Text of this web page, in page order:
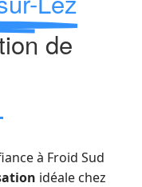
de
à Froid Sud
idéale chez